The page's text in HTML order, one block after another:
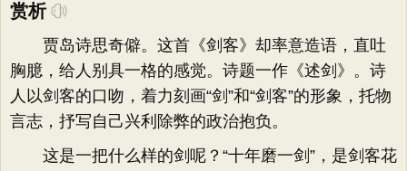
赏析
贾岛诗思奇僻。这首《剑客》却率意造语，直吐
胸臆，给人别具一格的感觉。诗题一作《述剑》。诗
人以剑客的口吻，着力刻画“剑”和“剑客”的形象，托物
言志，抒写自己兴利除弊的政治抱负。
这是一把什么样的剑呢？“十年磨一剑”，是剑客花